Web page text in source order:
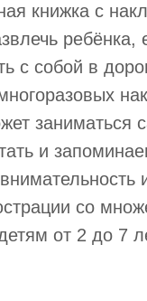
книжка с
ребёнка,
с собой в
заниматься
и
со
от 2 до 7